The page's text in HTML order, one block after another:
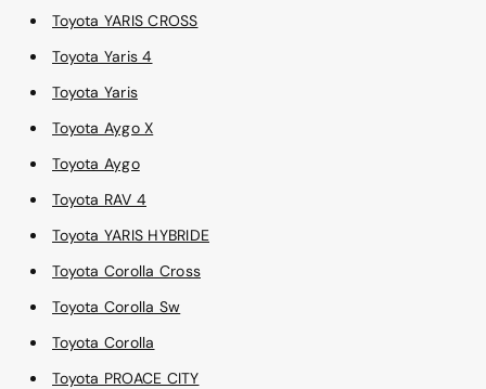
Toyota YARIS CROSS
Toyota Yaris 4
Toyota Yaris
Toyota Aygo X
Toyota Aygo
Toyota RAV 4
Toyota YARIS HYBRIDE
Toyota Corolla Cross
Toyota Corolla Sw
Toyota Corolla
Toyota PROACE CITY